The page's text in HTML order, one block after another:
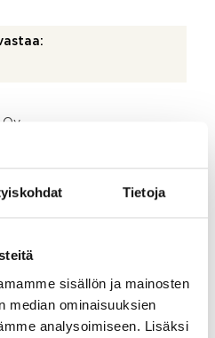
Tietoja
sisällön ja mainosten
median ominaisuuksien
analysoimiseen. Lisäksi
Oy